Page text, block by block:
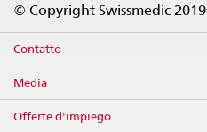
© Copyright Swissmedic 2019
Contatto
Media
Offerte d'impiego